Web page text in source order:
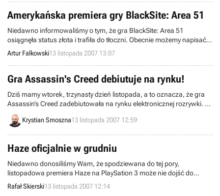
Kolejnym tytułem próbującym uszczknąć co nieco z tortu będzie
Brain Assist, zapowiedziany właśnie przez firmę Sega.
Amerykańska premiera gry BlackSite: Area 51
Niedawno informowaliśmy o tym, że gra BlackSite: Area 51
osiągnęła status złota i trafiła do tłoczni. Obecnie możemy napisać,
że można ją już nabyć. Niestety dotyczy to na razie wyłącznie
amerykańskich sklepów i wersji na konsolę X360 i komputery PC.
Posiadacze PS3 oraz Europejczycy muszą jeszcze czekać.
Artur Falkowski13 listopada 2007 13:07
Gra Assassin's Creed debiutuje na rynku!
Dziś mamy wtorek, trzynasty dzień listopada, a to oznacza, że gra
Assassin’s Creed zadebiutowała na rynku elektronicznej rozrywki. Z
produktu przygotowanego przez firmę Ubisoft Montreal na razie
cieszyć mogą się jedynie użytkownicy konsol Xbox 360 oraz
Krystian Smoszna13 listopada 2007 12:59
Haze oficjalnie w grudniu
Niedawno donosiliśmy Wam, że spodziewana do tej pory,
listopadowa premiera Haze na PlaySation 3 może nie dojść do
skutku. Jak podawała internetowa witryna sieci sprzedaży
GameStop, gra została przesunięta na grudzień. Do teraz nie
Rafał Skierski13 listopada 2007 12:14